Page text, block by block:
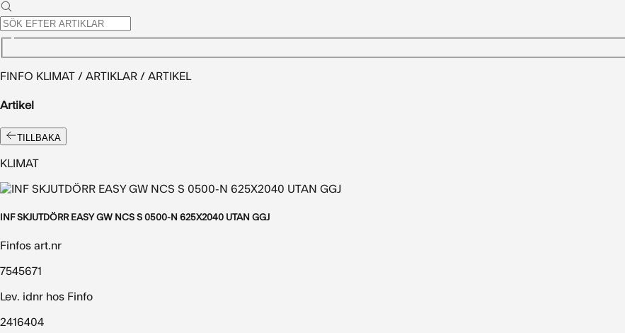
FINFO KLIMAT / ARTIKLAR / ARTIKEL
Artikel
TILLBAKA
KLIMAT
INF SKJUTDÖRR EASY GW NCS S 0500-N 625X2040 UTAN GGJ
Finfos art.nr
7545671
Lev. idnr hos Finfo
2416404